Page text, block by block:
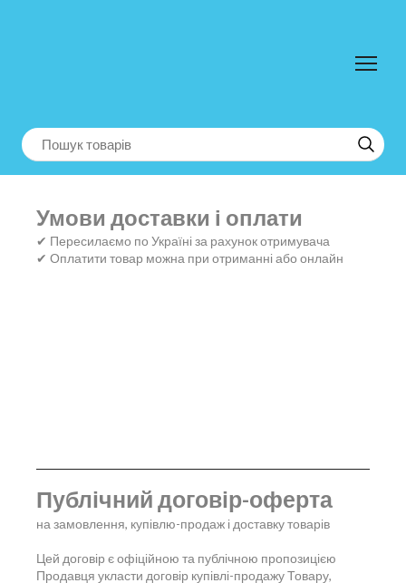
Умови доставки і оплати
✔ Пересилаємо по Україні за рахунок отримувача
✔ Оплатити товар можна при отриманні або онлайн
Публічний договір-оферта
на замовлення, купівлю-продаж і доставку товарів
Цей договір є офіційною та публічною пропозицією
Продавця укласти договір купівлі-продажу Товару,